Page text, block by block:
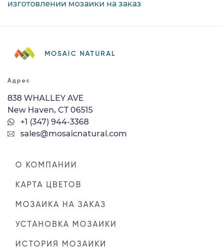
изготовлении мозаики на заказ
MOSAIC NATURAL
Адрес
838 WHALLEY AVE
New Haven, CT 06515
+1 (347) 944-3368
sales@mosaicnatural.com
О КОМПАНИИ
КАРТА ЦВЕТОВ
МОЗАИКА НА ЗАКАЗ
УСТАНОВКА МОЗАИКИ
ИСТОРИЯ МОЗАИКИ